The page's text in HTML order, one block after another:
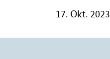
17. Okt. 2023